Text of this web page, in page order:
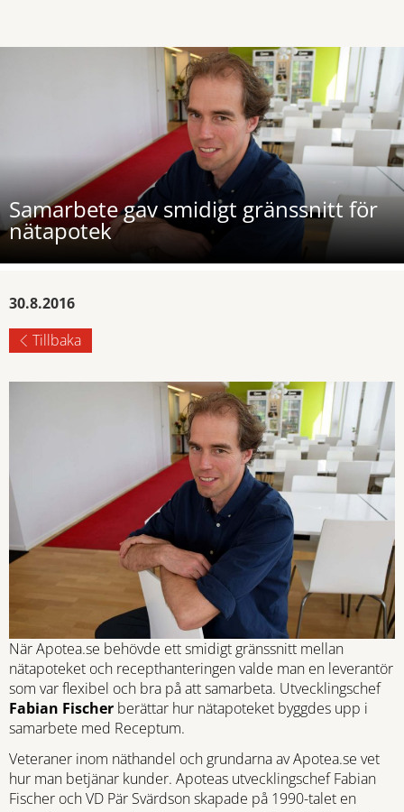
Samarbete gav smidigt gränssnitt för
nätapotek
30.8.2016
Tillbaka
När Apotea.se behövde ett smidigt gränssnitt mellan
nätapoteket och recepthanteringen valde man en leverantör
som var flexibel och bra på att samarbeta. Utvecklingschef
Fabian Fischer berättar hur nätapoteket byggdes upp i
samarbete med Receptum.
Veteraner inom näthandel och grundarna av Apotea.se vet
hur man betjänar kunder. Apoteas utvecklingschef Fabian
Fischer och VD Pär Svärdson skapade på 1990-talet en